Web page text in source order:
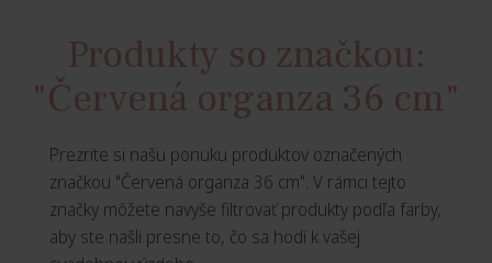
Produkty so značkou:
"Červená organza 36 cm"
Prezrite si našu ponuku produktov označených
značkou "Červená organza 36 cm". V rámci tejto
značky môžete navyše filtrovať produkty podľa farby,
aby ste našli presne to, čo sa hodí k vašej